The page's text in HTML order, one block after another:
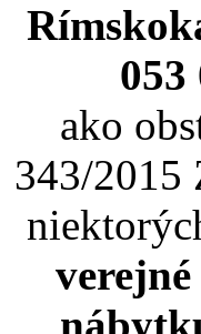
053
ako
343/2015